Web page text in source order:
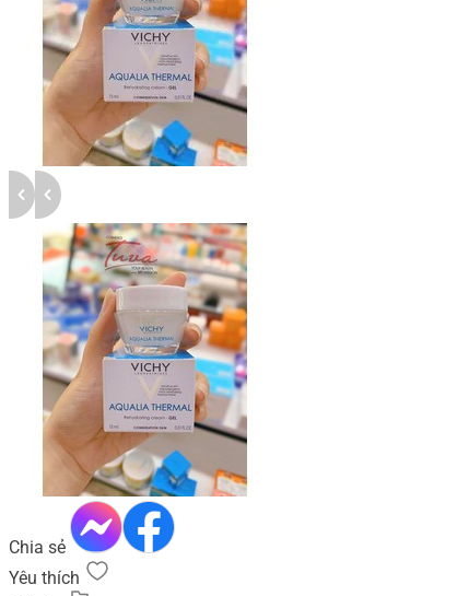
Chia sẻ
Yêu thích